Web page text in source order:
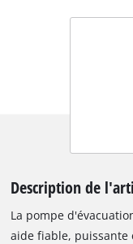
Description de
La pompe
aide fiable, puissante